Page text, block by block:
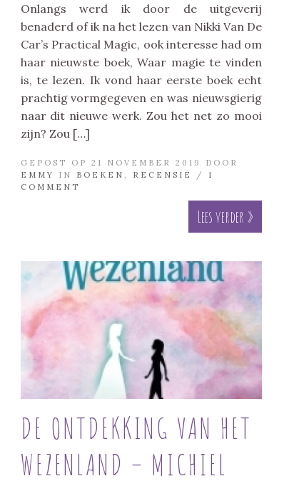
Onlangs werd ik door de uitgeverij
benaderd of ik na het lezen van Nikki Van De
Car’s Practical Magic, ook interesse had om
haar nieuwste boek, Waar magie te vinden
is, te lezen. Ik vond haar eerste boek echt
prachtig vormgegeven en was nieuwsgierig
naar dit nieuwe werk. Zou het net zo mooi
zijn? Zou […]
GEPOST OP 21 NOVEMBER 2019 DOOR
EMMY
IN BOEKEN RECENSIE / 1
COMMENT
Lees verder »
DE ONTDEKKING VAN HET
WEZENLAND – MICHIEL